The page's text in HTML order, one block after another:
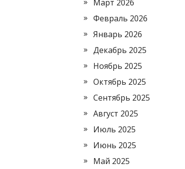
Март 2026
Февраль 2026
Январь 2026
Декабрь 2025
Ноябрь 2025
Октябрь 2025
Сентябрь 2025
Август 2025
Июль 2025
Июнь 2025
Май 2025